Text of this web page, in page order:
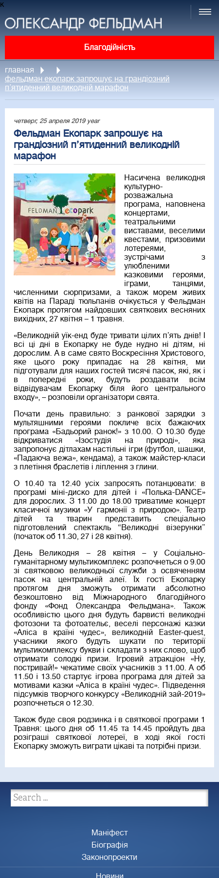
к
Благодійність
главная
фельдман екопарк запрошує на грандіозний
п’ятиденний великодній марафон
четверг, 25 апреля 2019 year
Фельдман Екопарк запрошує на
грандіозний п’ятиденний великодній
марафон
Насичена великодня
культурно-
розважальна
програма, наповнена
концертами,
театральними
виставами, веселими
квестами, призовими
лотереями,
зустрічами з
улюбленими
казковими героями,
іграми, танцями,
численними сюрпризами, а також морем живих
квітів на Параді тюльпанів очікується у Фельдман
Екопарк протягом найдовших святкових весняних
вихідних, 27 квітня – 1 травня.
«Великодній уїк-енд буде тривати цілих п’ять днів! І
всі ці дні в Екопарку не буде нудно ні дітям, ні
дорослим. А в саме свято Воскресіння Христового,
яке цього року припадає на 28 квітня, ми
підготували для наших гостей тисячі пасок, які, як і
в попередні роки, будуть роздавати всім
відвідувачам Екопарку біля його центрального
входу», – розповіли організатори свята.
Почати день правильно: з ранкової зарядки з
мультяшними героями покличе всіх бажаючих
програма «Бадьорий ранок!» з 10.00. О 10.30 буде
відкриватися «Ізостудія на природі», яка
запропонує дітлахам настільні ігри (футбол, шашки,
«Падаюча вежа», кендама), а також майстер-класи
з плетіння браслетів і ліплення з глини.
О 10.40 та 12.40 усіх запросять потанцювати: в
програмі міні-диско для дітей і «Полька-DANCE»
для дорослих. З 11.00 до 18.00 триватиме концерт
класичної музики «У гармонії з природою». Театр
дітей та тварин представить спеціально
підготовлений спектакль “Великодні візерунки”
(початок об 11.30, 27 і 28 квітня).
День Великодня – 28 квітня – у Соціально-
гуманітарному мультикомплекс розпочнеться о 9.00
зі святковою великодньої служби з освяченням
пасок на центральній алеї. Їх гості Екопарку
протягом дня зможуть отримати абсолютно
безкоштовно від Міжнародного благодійного
фонду «Фонд Олександра Фельдмана». Також
особливістю цього дня будуть барвисті великодні
фотозони та фотоательє, веселі персонажі казки
«Аліса в країні чудес», великодній Easter-quest,
учасники якого будуть шукати по території
мультикомплексу букви і складати з них слово, щоб
отримати солодкі призи. Ігровий атракціон «Ну,
постривай!» чекатиме своїх учасників з 11.00. А об
11.50 і 13.50 стартує ігрова програма для дітей за
мотивами казки «Аліса в країні чудес». Підведення
підсумків творчого конкурсу «Великодній зай-2019»
розпочнеться о 12.30.
Також буде своя родзинка і в святкової програми 1
Травня: цього дня об 11.45 та 14.45 пройдуть два
розіграші святкової лотереї, в ході якої гості
Екопарку зможуть виграти цікаві та потрібні призи.
Маніфест
Біографія
Законопроекти